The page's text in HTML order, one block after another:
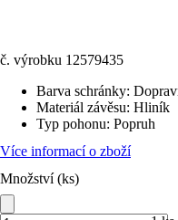
č. výrobku 12579435
Barva schránky:
Materiál závěsu: Hliník
Typ pohonu: Popruh
Více informací o zboží
Množství (ks)